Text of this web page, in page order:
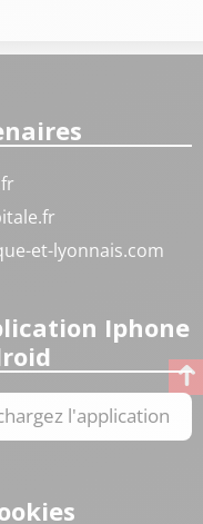
et-lyonnais.com
Iphone
l'application